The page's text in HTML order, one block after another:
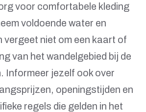
voor comfortabele kleding
voldoende water en
vergeet niet om een kaart of
van het wandelgebied bij de
Informeer jezelf ook over
openingstijden en
regels die gelden in het